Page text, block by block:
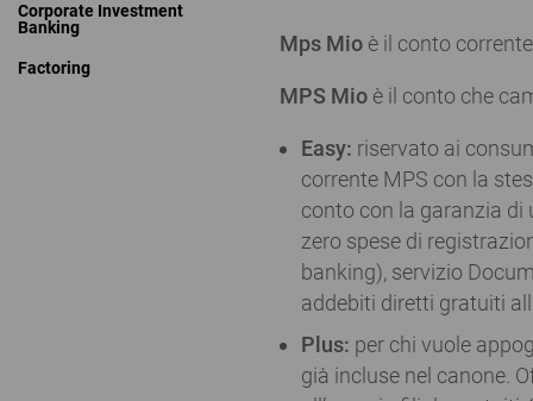
Corporate Investment
Banking
Factoring
​​​​​​Mps Mio è il conto
MPS Mio è il conto che
Easy: riservato ai
corrente MPS con la
conto con la garanzia di
zero spese di
banking), servizio
addebiti diretti gratuiti
Plus: per chi vuole
già incluse nel canone.